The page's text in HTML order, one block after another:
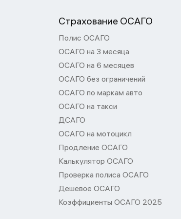
Страхование ОСАГО
Полис ОСАГО
ОСАГО на 3 месяца
ОСАГО на 6 месяцев
ОСАГО без ограничений
ОСАГО по маркам авто
ОСАГО на такси
ДСАГО
ОСАГО на мотоцикл
Продление ОСАГО
Калькулятор ОСАГО
Проверка полиса ОСАГО
Дешевое ОСАГО
Коэффициенты ОСАГО 2025